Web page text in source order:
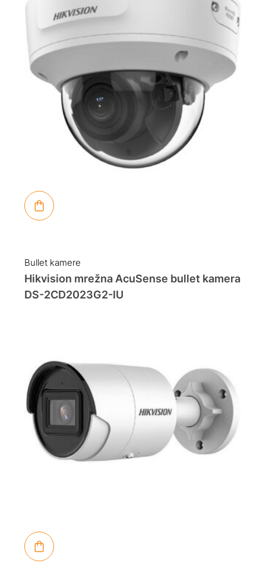
Bullet kamere
Hikvision mrežna AcuSense bullet kamera
DS-2CD2023G2-IU